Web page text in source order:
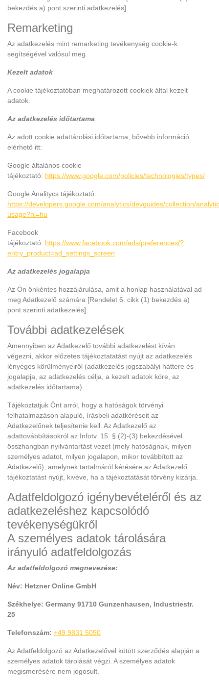
bekezdés a) pont szerinti adatkezelés]
Remarketing
Az adatkezelés mint remarketing tevékenység cookie-k
segítségével valósul meg.
Kezelt adatok
A cookie tájékoztatóban meghatározott cookiek által kezelt
adatok.
Az adatkezelés időtartama
Az adott cookie adattárolási időtartama, bővebb információ
elérhető itt:
Google általános cookie
tájékoztató: https://www.google.com/policies/technologies/types/
Google Analitycs tájékoztató:
https://developers.google.com/analytics/devguides/collection/
usage?hl=hu
Facebook
tájékoztató: https://www.facebook.com/ads/preferences/?
entry_product=ad_settings_screen
Az adatkezelés jogalapja
Az Ön önkéntes hozzájárulása, amit a honlap használatával ad
meg Adatkezelő számára [Rendelet 6. cikk (1) bekezdés a)
pont szerinti adatkezelés].
További adatkezelések
Amennyiben az Adatkezelő további adatkezelést kíván
végezni, akkor előzetes tájékoztatatást nyújt az adatkezelés
lényeges körülményeiről (adatkezelés jogszabályi háttere és
jogalapja, az adatkezelés célja, a kezelt adatok köre, az
adatkezelés időtartama).
Tájékoztatjuk Önt arról, hogy a hatóságok törvényi
felhatalmazáson alapuló, írásbeli adatkéréseit az
Adatkezelőnek teljesítenie kell. Az Adatkezelő az
adattovábbításokról az Infotv. 15. § (2)-(3) bekezdésével
összhangban nyilvántartást vezet (mely hatóságnak, milyen
személyes adatot, milyen jogalapon, mikor továbbított az
Adatkezelő), amelynek tartalmáról kérésére az Adatkezelő
tájékoztatást nyújt, kivéve, ha a tájékoztatását törvény kizárja.
Adatfeldolgozó igénybevételéről és az
adatkezeléshez kapcsolódó
tevékenységükről
A személyes adatok tárolására
irányuló adatfeldolgozás
Az adatfeldolgozó megnevezése:
Név: Hetzner Online GmbH
Székhelye: Germany 91710 Gunzenhausen, Industriestr.
25
Telefonszám: +49 9831 5050
Az Adatfeldolgozó az Adatkezelővel kötött szerződés alapján a
személyes adatok tárolását végzi. A személyes adatok
megismerésére nem jogosult.